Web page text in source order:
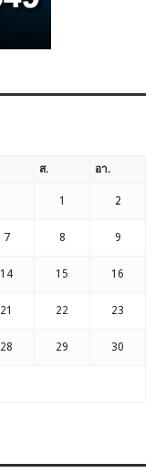
ส. อา.
1 2
7 8 9
14 15 16
21 22 23
28 29 30